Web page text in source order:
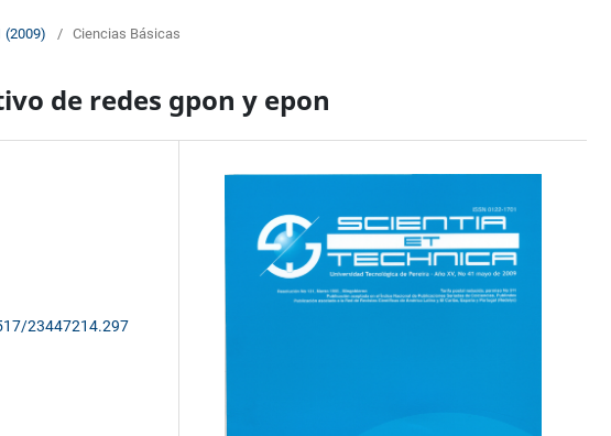
(2009) / Ciencias Básicas
de redes gpon y epon
23447214.297